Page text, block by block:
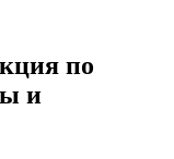
по
и